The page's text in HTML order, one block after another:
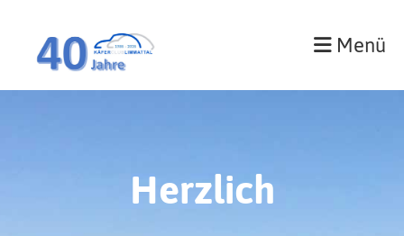
Menü
Herzlich